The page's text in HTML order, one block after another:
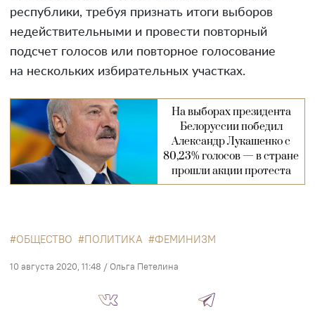
республики, требуя признать итоги выборов
недействительными и провести повторный
подсчет голосов или повторное голосование
на нескольких избирательных участках.
На выборах президента
Белоруссии победил
Александр Лукашенко с
80,23% голосов — в стране
прошли акции протеста
ОБЩЕСТВО ПОЛИТИКА ФЕМИНИЗМ
10 августа 2020, 11:48 / Ольга Петелина